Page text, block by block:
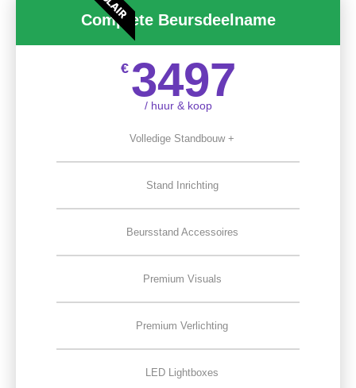
Complete Beursdeelname
€ 3497
/ huur & koop
Volledige Standbouw +
Stand Inrichting
Beursstand Accessoires
Premium Visuals
Premium Verlichting
LED Lightboxes